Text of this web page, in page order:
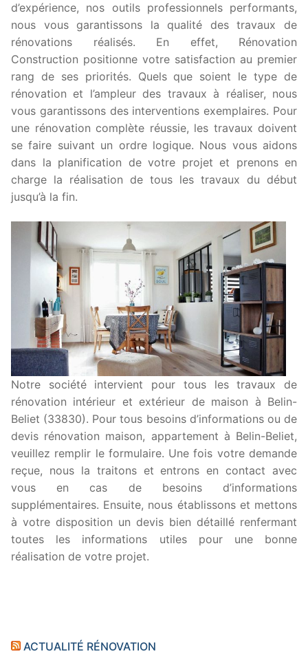
d’expérience, nos outils professionnels performants,
nous vous garantissons la qualité des travaux de
rénovations réalisés. En effet, Rénovation
Construction positionne votre satisfaction au premier
rang de ses priorités. Quels que soient le type de
rénovation et l’ampleur des travaux à réaliser, nous
vous garantissons des interventions exemplaires. Pour
une rénovation complète réussie, les travaux doivent
se faire suivant un ordre logique. Nous vous aidons
dans la planification de votre projet et prenons en
charge la réalisation de tous les travaux du début
jusqu’à la fin.
Notre société intervient pour tous les travaux de
rénovation intérieur et extérieur de maison à Belin-
Beliet (33830). Pour tous besoins d’informations ou de
devis rénovation maison, appartement à Belin-Beliet,
veuillez remplir le formulaire. Une fois votre demande
reçue, nous la traitons et entrons en contact avec
vous en cas de besoins d’informations
supplémentaires. Ensuite, nous établissons et mettons
à votre disposition un devis bien détaillé renfermant
toutes les informations utiles pour une bonne
réalisation de votre projet.
ACTUALITÉ RÉNOVATION